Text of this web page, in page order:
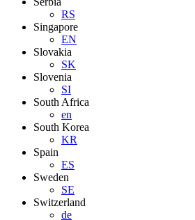
RS
Singapore
EN
Slovakia
SK
Slovenia
SI
South Africa
en
South Korea
KR
Spain
ES
Sweden
SE
Switzerland
de